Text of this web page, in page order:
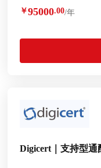
￥95000.00/年
Digicert｜支持型通